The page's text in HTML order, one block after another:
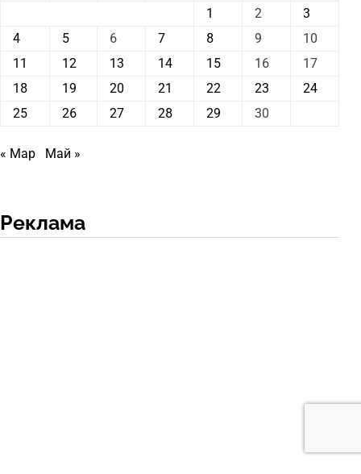
1
2
3
4
5 6 7 8 9
10
11
12 13 14 15 16
17
18
19 20 21 22 23
24
25
26 27 28 29 30
« Мар Май »
Реклама